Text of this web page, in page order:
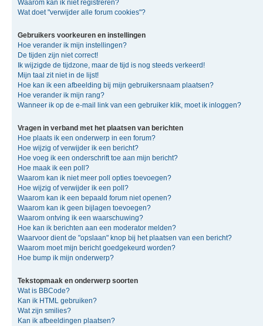
Waarom kan ik niet registreren?
Wat doet "verwijder alle forum cookies"?
Gebruikers voorkeuren en instellingen
Hoe verander ik mijn instellingen?
De tijden zijn niet correct!
Ik wijzigde de tijdzone, maar de tijd is nog steeds verkeerd!
Mijn taal zit niet in de lijst!
Hoe kan ik een afbeelding bij mijn gebruikersnaam plaatsen?
Hoe verander ik mijn rang?
Wanneer ik op de e-mail link van een gebruiker klik, moet ik inloggen?
Vragen in verband met het plaatsen van berichten
Hoe plaats ik een onderwerp in een forum?
Hoe wijzig of verwijder ik een bericht?
Hoe voeg ik een onderschrift toe aan mijn bericht?
Hoe maak ik een poll?
Waarom kan ik niet meer poll opties toevoegen?
Hoe wijzig of verwijder ik een poll?
Waarom kan ik een bepaald forum niet openen?
Waarom kan ik geen bijlagen toevoegen?
Waarom ontving ik een waarschuwing?
Hoe kan ik berichten aan een moderator melden?
Waarvoor dient de "opslaan" knop bij het plaatsen van een bericht?
Waarom moet mijn bericht goedgekeurd worden?
Hoe bump ik mijn onderwerp?
Tekstopmaak en onderwerp soorten
Wat is BBCode?
Kan ik HTML gebruiken?
Wat zijn smilies?
Kan ik afbeeldingen plaatsen?